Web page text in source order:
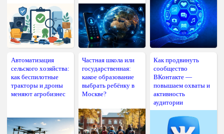
Автоматизация
сельского хозяйства:
как беспилотные
тракторы и дроны
меняют агробизнес
Частная школа или
государственная:
какое образование
выбрать ребёнку в
Москве?
Как продвинуть
сообщество
ВКонтакте —
повышаем охваты и
активность
аудитории